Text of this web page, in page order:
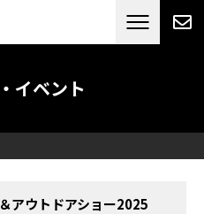
イベント
アウトドアショー2025